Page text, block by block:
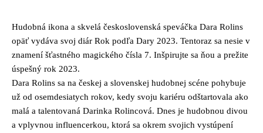
Hudobná ikona a skvelá československá speváčka Dara Rolins
opäť vydáva svoj diár Rok podľa Dary 2023. Tentoraz sa nesie v
znamení šťastného magického čísla 7. Inšpirujte sa ňou a prežite
úspešný rok 2023.
Dara Rolins sa na českej a slovenskej hudobnej scéne pohybuje
už od osemdesiatych rokov, kedy svoju kariéru odštartovala ako
malá a talentovaná Darinka Rolincová. Dnes je hudobnou divou
a vplyvnou influencerkou, ktorá sa okrem svojich vystúpení